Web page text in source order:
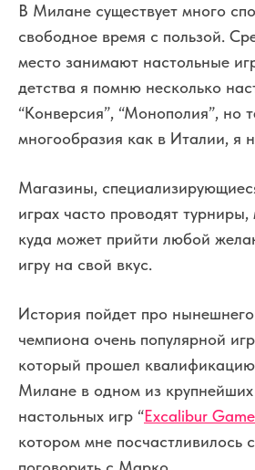
В Милане существует много
свободное время с пользой.
место занимают настольные
детства я помню несколько
“Конверсия”, “Монополия”, но
многообразия как в Италии, я
Магазины,
играх часто проводят
куда может прийти любой
игру на свой вкус.
История пойдет про нынешнего
чемпиона очень популярной
который прошел
Милане в одном из
настольных игр “Excalibur
котором мне посчастливилось